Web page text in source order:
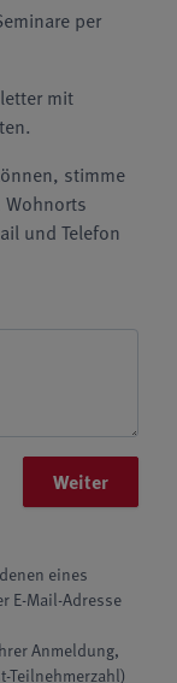
per
mit
stimme
Wohnorts
und Telefon
Weiter
eines
E-Mail-Adresse
Anmeldung,
Teilnehmerzahl)